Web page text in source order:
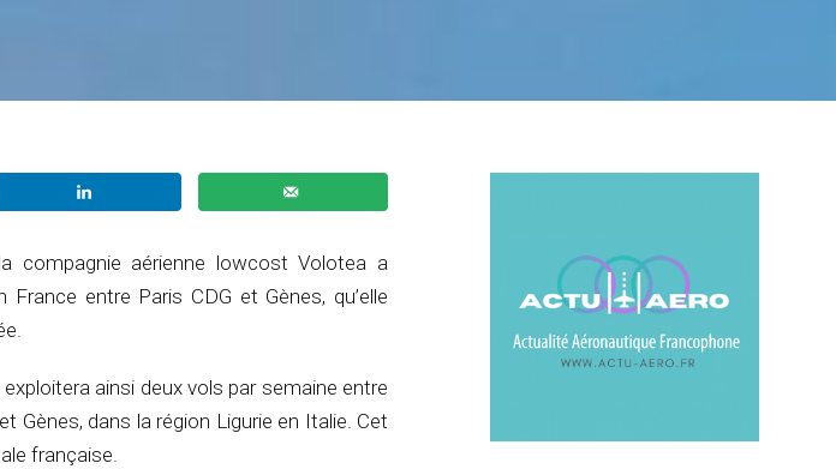
compagnie aérienne lowcost Volotea a
France entre Paris CDG et Gènes, qu’elle
ainsi deux vols par semaine entre
Gènes, dans la région Ligurie en Italie. Cet
française.